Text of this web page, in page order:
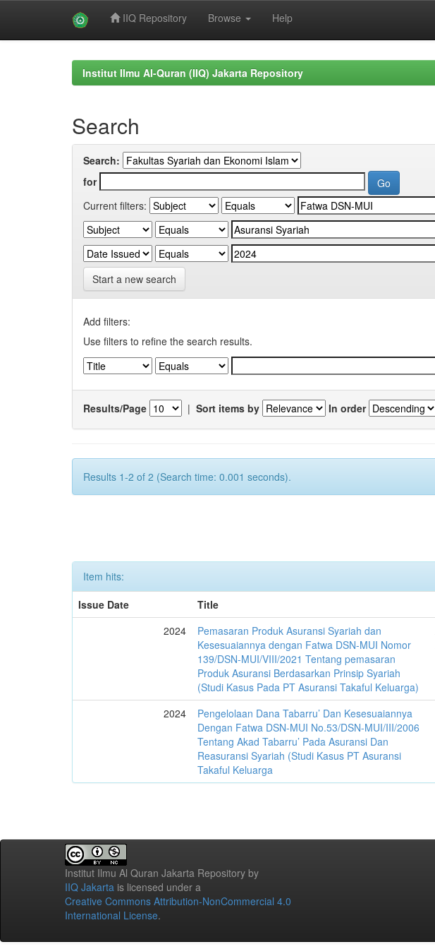
IIQ Repository Browse Help
Institut Ilmu Al-Quran (IIQ) Jakarta Repository
Search
Search:
for
Current filters:
Start a new search
Add filters:
Use filters to refine the search results.
Results/Page | Sort items by In order
Results 1-2 of 2 (Search time: 0.001 seconds).
Item hits:
Issue Date
Title
2024
Pemasaran Produk Asuransi Syariah dan
Kesesuaiannya dengan Fatwa DSN-MUI Nomor
139/DSN-MUI/VIII/2021 Tentang pemasaran
Produk Asuransi Berdasarkan Prinsip Syariah
(Studi Kasus Pada PT Asuransi Takaful Keluarga)
2024
Pengelolaan Dana Tabarru’ Dan Kesesuaiannya
Dengan Fatwa DSN-MUI No.53/DSN-MUI/III/2006
Tentang Akad Tabarru’ Pada Asuransi Dan
Reasuransi Syariah (Studi Kasus PT Asuransi
Takaful Keluarga
Institut Ilmu Al Quran Jakarta Repository by
IIQ Jakarta is licensed under a
Creative Commons Attribution-NonCommercial 4.0
International License.